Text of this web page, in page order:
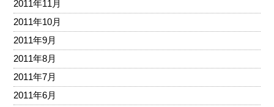
2011年11月
2011年10月
2011年9月
2011年8月
2011年7月
2011年6月